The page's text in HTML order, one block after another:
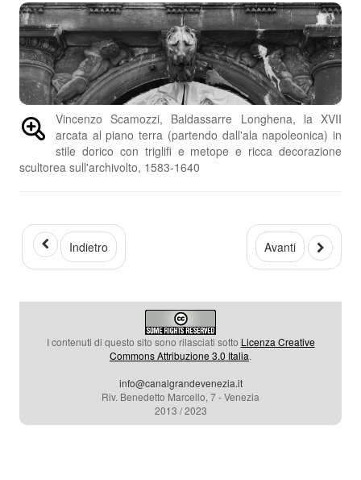
Vincenzo Scamozzi, Baldassarre Longhena, la XVII
arcata al piano terra (partendo dall'ala napoleonica) in
stile dorico con triglifi e metope e ricca decorazione
scultorea sull'archivolto, 1583-1640
Indietro Avanti
I contenuti di questo sito sono rilasciati sotto Licenza Creative
Commons Attribuzione 3.0 Italia.
info@canalgrandevenezia.it
Riv. Benedetto Marcello, 7 - Venezia
2013 / 2023